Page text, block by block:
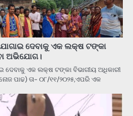
ଦେବାକୁ ଏକ ଲକ୍ଷ ଟଙ୍କା
ଅଭିଯୋଗ।
ଏକ ଲକ୍ଷ ଟଙ୍କା ବିଭାଗୀୟ ଅଧିକାରୀ
ପାଢ) ତା- ୦୮/୧୧/୨୦୨୫,ଏପରି ଏକ